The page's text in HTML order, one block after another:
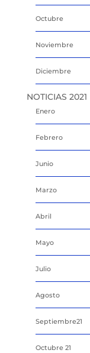
Octubre
Noviembre
Diciembre
NOTICIAS 2021
Enero
Febrero
Junio
Marzo
Abril
Mayo
Julio
Agosto
Septiembre21
Octubre 21